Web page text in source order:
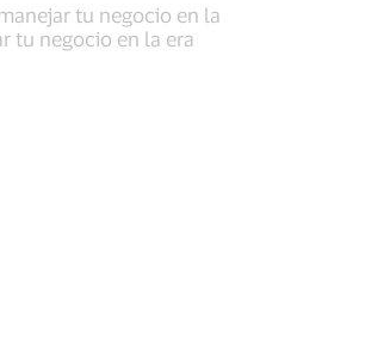
tu negocio en la
tu negocio en la era